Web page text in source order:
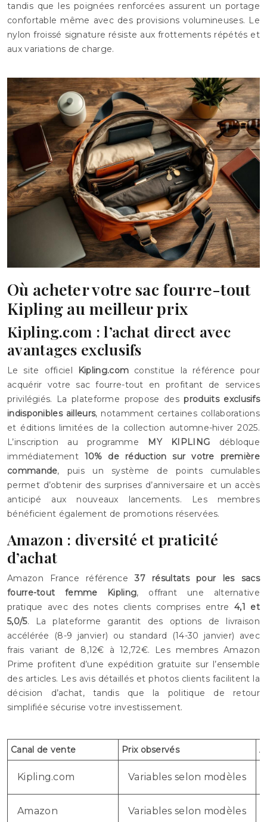
tandis que les poignées renforcées assurent un portage
confortable même avec des provisions volumineuses. Le
nylon froissé signature résiste aux frottements répétés et
aux variations de charge.
Où acheter votre sac fourre-tout
Kipling au meilleur prix
Kipling.com : l’achat direct avec
avantages exclusifs
Le site officiel Kipling.com constitue la référence pour
acquérir votre sac fourre-tout en profitant de services
privilégiés. La plateforme propose desproduits exclusifs
indisponibles ailleurs, notamment certaines collaborations
et éditions limitées de la collection automne-hiver 2025.
L’inscription au programme MY KIPLING débloque
immédiatement 10% de réduction sur votre première
commande, puis un système de points cumulables
permet d’obtenir des surprises d’anniversaire et un accès
anticipé aux nouveaux lancements. Les membres
bénéficient également de promotions réservées.
Amazon : diversité et praticité
d’achat
Amazon France référence37 résultats pour les sacs
fourre-tout femme Kipling, offrant une alternative
pratique avec des notes clients comprises entre4,1 et
5,0/5. La plateforme garantit des options de livraison
accélérée (8-9 janvier) ou standard (14-30 janvier) avec
frais variant de 8,12€ à 12,72€. Les membres Amazon
Prime profitent d’une expédition gratuite sur l’ensemble
des articles. Les avis détaillés et photos clients facilitent la
décision d’achat, tandis que la politique de retour
simplifiée sécurise votre investissement.
Canal de vente Prix observés
Kipling.com Variables selon modèles
Amazon Variables selon modèles